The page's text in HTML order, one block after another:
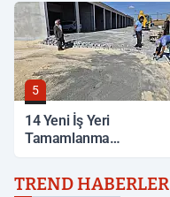
5
14 Yeni İş Yeri
Tamamlanma
TREND HABERLER